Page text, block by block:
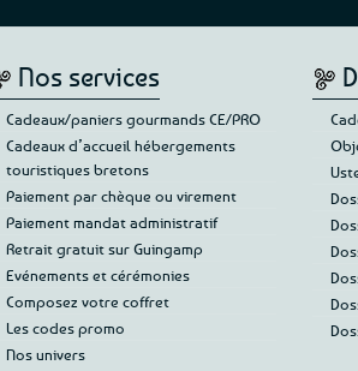
Nos services
Cadeaux/paniers gourmands CE/PRO
Cadeaux d’accueil hébergements
touristiques bretons
Paiement par chèque ou virement
Paiement mandat administratif
Retrait gratuit sur Guingamp
Evénements et cérémonies
Composez votre coffret
Les codes promo
Nos univers